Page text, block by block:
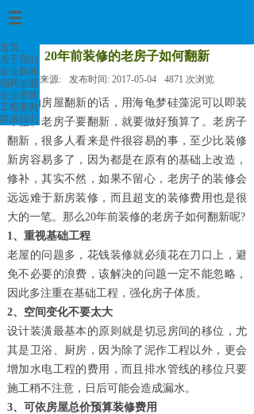
首页
关于我们
企业新闻
招商加盟
企业资质
工程案例
联系我们
20年前装修的老房子如何翻新
来源: 发布时间: 2017-05-04 4871 次浏览
简单的房屋翻新的话，用海龟梦硅藻泥可以即装
即住。老房子要翻新，就要做好预算了。老房子
翻新，很多人看来是件很容易的事，至少比装修
新房容易多了，因为都是在原有的基础上改造，
修补，其实不然，如果不留心，老房子的装修会
远远难于新房装修，而且超支的装修费用也是很
大的一笔。那么20年前装修的老房子如何翻新呢?
1、重视基础工程
老屋的问题多，花钱装修就必须花在刀口上，避
免不必要的浪费，该解决的问题一定不能忽略，
因此多注重在基础工程，强化房子体质。
2、空间变化不要太大
设计装潢最基本的原则就是切忌房间的移位，尤
其是卫浴、厨房，因为除了泥作工程以外，更会
增加水电工程的费用，而且排水管线的移位只要
施工稍不注意，日后可能会造成漏水。
3、可依房屋总价预算装修费用